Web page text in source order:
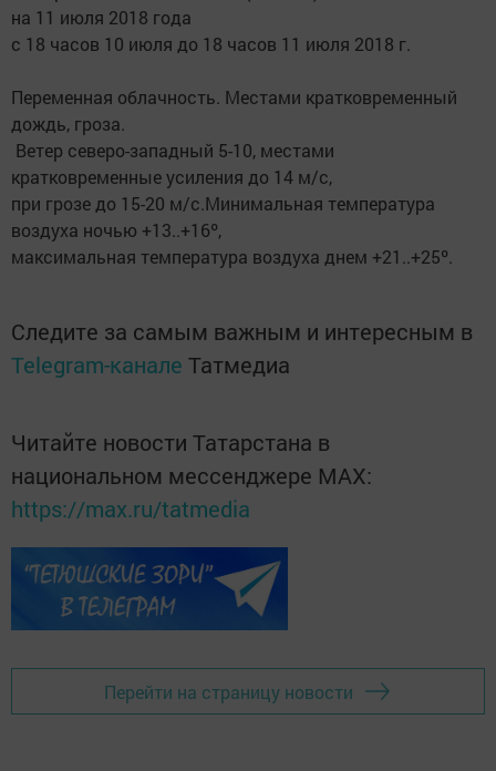
на 11 июля 2018 года
с 18 часов 10 июля до 18 часов 11 июля 2018 г.
Переменная облачность. Местами кратковременный
дождь, гроза.
Ветер северо-западный 5-10, местами
кратковременные усиления до 14 м/с,
при грозе до 15-20 м/с.Минимальная температура
воздуха ночью +13..+16º,
максимальная температура воздуха днем +21..+25º.
Следите за самым важным и интересным в
Telegram-канале Татмедиа
Читайте новости Татарстана в
национальном мессенджере MАХ:
https://max.ru/tatmedia
Перейти на страницу новости